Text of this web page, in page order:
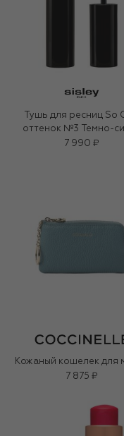
Тушь для ресниц So
оттенок №3 Темно-
7 990 ₽
Кожаный кошелек для
7 875 ₽